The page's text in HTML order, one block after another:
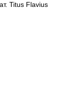
Titus Flavius